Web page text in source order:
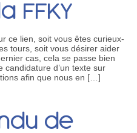
FFKY
ce lien, soit vous êtes curieux-
tours, soit vous désirer aider
cas, cela se passe bien
candidature d’un texte sur
afin que nous en […]
de